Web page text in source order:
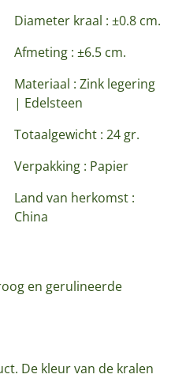
Diameter kraal : ±0.8 cm.
Afmeting : ±6.5 cm.
Materiaal : Zink legering
| Edelsteen
Totaalgewicht : 24 gr.
Verpakking : Papier
Land van herkomst :
China
en gerulineerde
De kleur van de kralen